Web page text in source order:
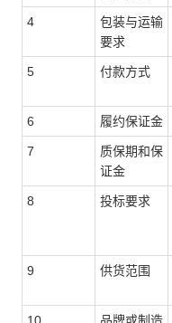
4
包装与运输
要求
5 付款方式
6 履约保证金
7
质保期和保
证金
8 投标要求
9 供货范围